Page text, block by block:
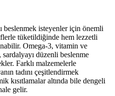
beslenmek isteyenler için önemli
tüketildiğinde hem lezzetli
Omega-3, vitamin ve
sardalyayı düzenli beslenme
Farklı malzemelerle
tadını çeşitlendirmek
kısıtlamalar altında bile dengeli
gelir.